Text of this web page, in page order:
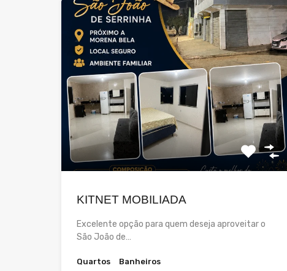
KITNET MOBILIADA
Excelente opção para quem deseja aproveitar o
São João de…
Quartos Banheiros